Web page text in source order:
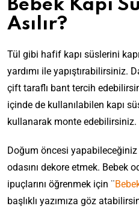
Bebek Kapı
Asılır?
Tül gibi hafif kapı süslerini
yardımı ile yapıştırabilirsiniz.
çift taraflı bant tercih
içinde de kullanılabilen kapı
kullanarak monte edebilirsiniz.
Doğum öncesi yapabileceğiniz
odasını dekore etmek. Bebek
ipuçlarını öğrenmek için ¨
başlıklı yazımıza göz